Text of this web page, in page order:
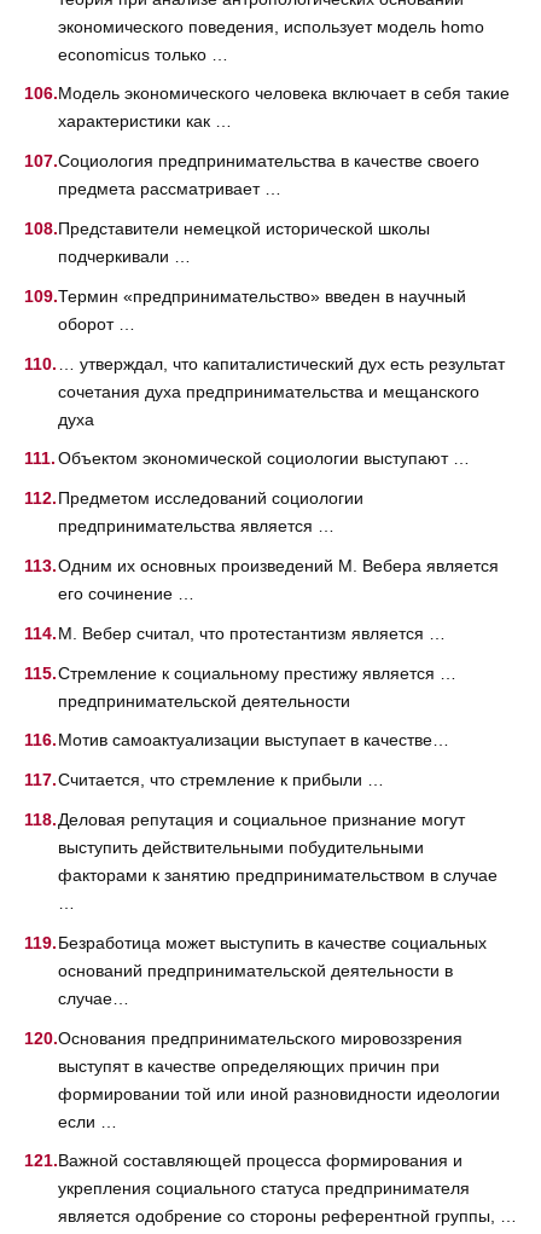
экономического поведения, использует модель homo
economicus только …
Модель экономического человека включает в себя такие
характеристики как …
Социология предпринимательства в качестве своего
предмета рассматривает …
Представители немецкой исторической школы
подчеркивали …
Термин «предпринимательство» введен в научный
оборот …
… утверждал, что капиталистический дух есть результат
сочетания духа предпринимательства и мещанского
духа
Объектом экономической социологии выступают …
Предметом исследований социологии
предпринимательства является …
Одним их основных произведений М. Вебера является
его сочинение …
М. Вебер считал, что протестантизм является …
Стремление к социальному престижу является …
предпринимательской деятельности
Мотив самоактуализации выступает в качестве…
Считается, что стремление к прибыли …
Деловая репутация и социальное признание могут
выступить действительными побудительными
факторами к занятию предпринимательством в случае
Безработица может выступить в качестве социальных
оснований предпринимательской деятельности в
случае…
Основания предпринимательского мировоззрения
выступят в качестве определяющих причин при
формировании той или иной разновидности идеологии
если …
Важной составляющей процесса формирования и
укрепления социального статуса предпринимателя
является одобрение со стороны референтной группы, …